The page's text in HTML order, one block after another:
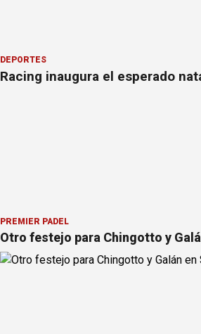
DEPORTES
Racing inaugura el esperado
PREMIER PÁDEL
Otro festejo para Chingotto y